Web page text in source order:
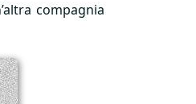
compagnia